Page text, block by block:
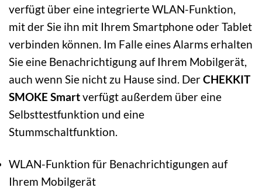
verfügt über eine integrierte WLAN-Funktion,
mit der Sie ihn mit Ihrem Smartphone oder Tablet
verbinden können. Im Falle eines Alarms erhalten
Sie eine Benachrichtigung auf Ihrem Mobilgerät,
auch wenn Sie nicht zu Hause sind. DerCHEKKIT
SMOKE Smartverfügt außerdem über eine
Selbsttestfunktion und eine
Stummschaltfunktion.
WLAN-Funktion für Benachrichtigungen auf
Ihrem Mobilgerät